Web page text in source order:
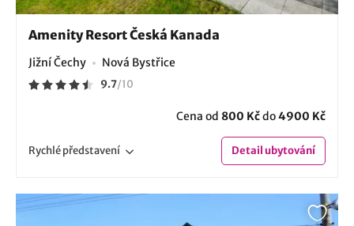
Amenity Resort Česká Kanada
Jižní Čechy Nová Bystřice
9.7/10
Cena od 800 Kčdo4900 Kč
Rychlépředstavení Detailubytování